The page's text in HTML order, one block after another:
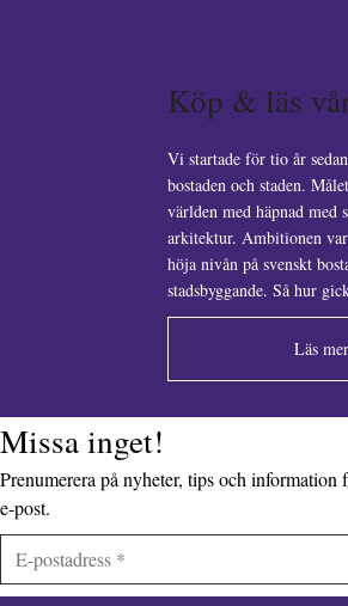
Missa inget!
Prenumerera på nyheter, tips och
e-post.
Köp & läs
Vi startade för tio år
bostaden och staden.
världen med häpnad med
arkitektur. Ambitionen
höja nivån på svenskt
stadsbyggande. Så hur
Läs mer